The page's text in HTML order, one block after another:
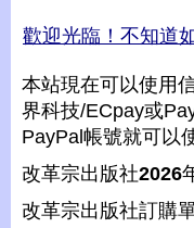
歡迎光臨！不知道
本站現在可以使用
界科技/ECpay或
PayPal帳號就可以
改革宗出版社2026
改革宗出版社訂購